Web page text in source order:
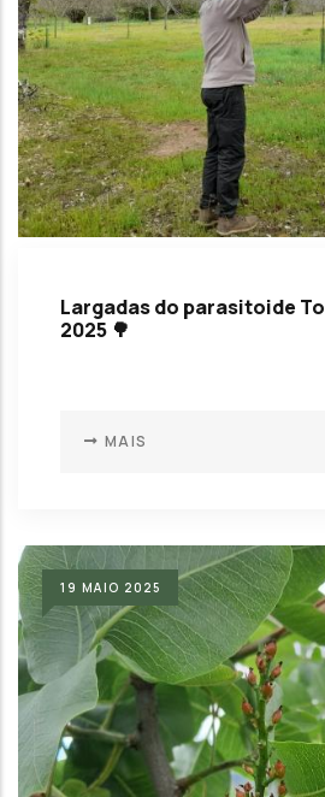
Largadas do parasitoide
2025 🌳
MAIS
19 MAIO 2025